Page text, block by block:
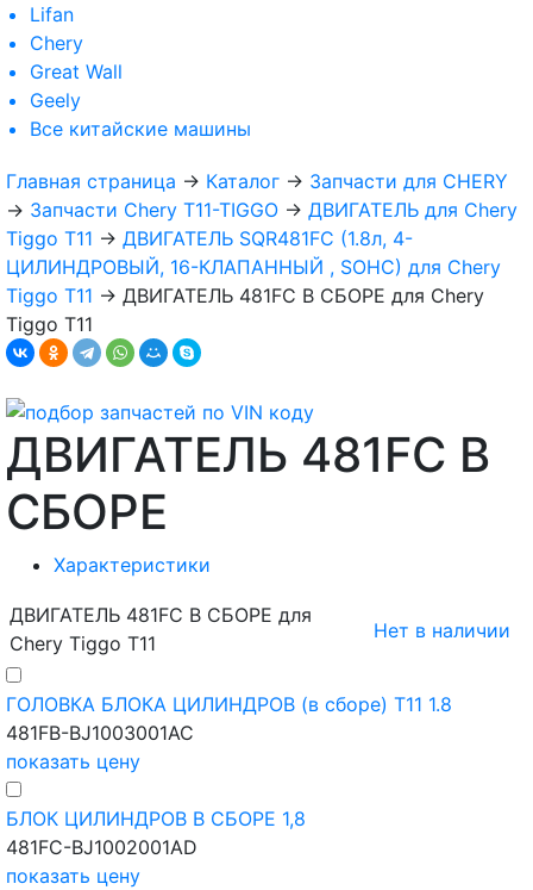
Lifan
Chery
Great Wall
Geely
Все китайские машины
Главная страница → Каталог → Запчасти для CHERY
→ Запчасти Chery T11-TIGGO → ДВИГАТЕЛЬ для Chery
Tiggo T11 → ДВИГАТЕЛЬ SQR481FC (1.8л, 4-
ЦИЛИНДРОВЫЙ, 16-КЛАПАННЫЙ , SOHC) для Chery
Tiggo T11 → ДВИГАТЕЛЬ 481FC В СБОРЕ для Chery
Tiggo T11
ДВИГАТЕЛЬ 481FC В
СБОРЕ
Характеристики
ДВИГАТЕЛЬ 481FC В СБОРЕ для
Chery Tiggo T11
Нет в наличии
ГОЛОВКА БЛОКА ЦИЛИНДРОВ (в сборе) T11 1.8
481FB-BJ1003001AC
показать цену
БЛОК ЦИЛИНДРОВ В СБОРЕ 1,8
481FC-BJ1002001AD
показать цену